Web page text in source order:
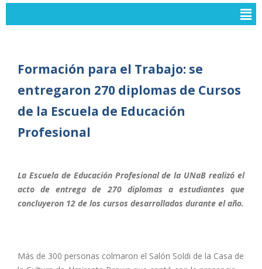
Formación para el Trabajo: se
entregaron 270 diplomas de Cursos
de la Escuela de Educación
Profesional
La Escuela de Educación Profesional de la UNaB realizó el
acto de entrega de 270 diplomas a estudiantes que
concluyeron 12 de los cursos desarrollados durante el año.
Más de 300 personas colmaron el Salón Soldi de la Casa de